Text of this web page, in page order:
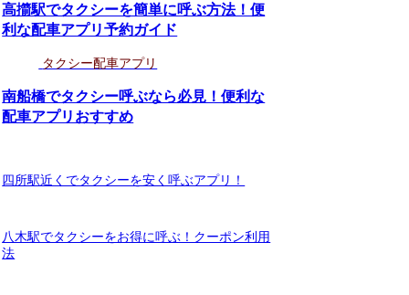
高擶駅でタクシーを簡単に呼ぶ方法！便
利な配車アプリ予約ガイド
タクシー配車アプリ
南船橋でタクシー呼ぶなら必見！便利な
配車アプリおすすめ
四所駅近くでタクシーを安く呼ぶアプリ！
八木駅でタクシーをお得に呼ぶ！クーポン利用
法